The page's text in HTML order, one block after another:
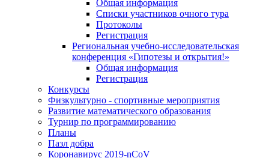
Общая информация
Списки участников очного тура
Протоколы
Регистрация
Региональная учебно-исследовательская
конференция «Гипотезы и открытия!»
Общая информация
Регистрация
Конкурсы
Физкультурно - спортивные мероприятия
Развитие математического образования
Турнир по программированию
Планы
Пазл добра
Коронавирус 2019-nCoV